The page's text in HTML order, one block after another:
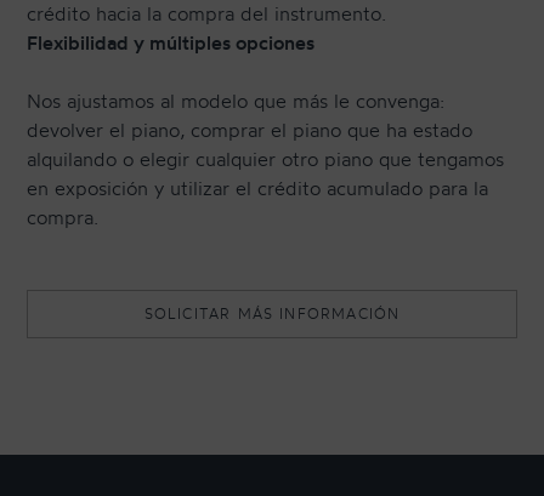
crédito hacia la compra del instrumento.
Flexibilidad y múltiples opciones
Nos ajustamos al modelo que más le convenga:
devolver el piano, comprar el piano que ha estado
alquilando o elegir cualquier otro piano que tengamos
en exposición y utilizar el crédito acumulado para la
compra.
SOLICITAR MÁS INFORMACIÓN